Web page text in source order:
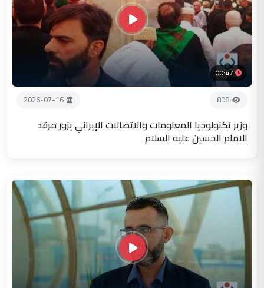
00:47
898
2026-07-16
وزير تكنولوجيا المعلومات والاتصالات الإيراني يزور مرقد
الامام الحسين عليه السلام